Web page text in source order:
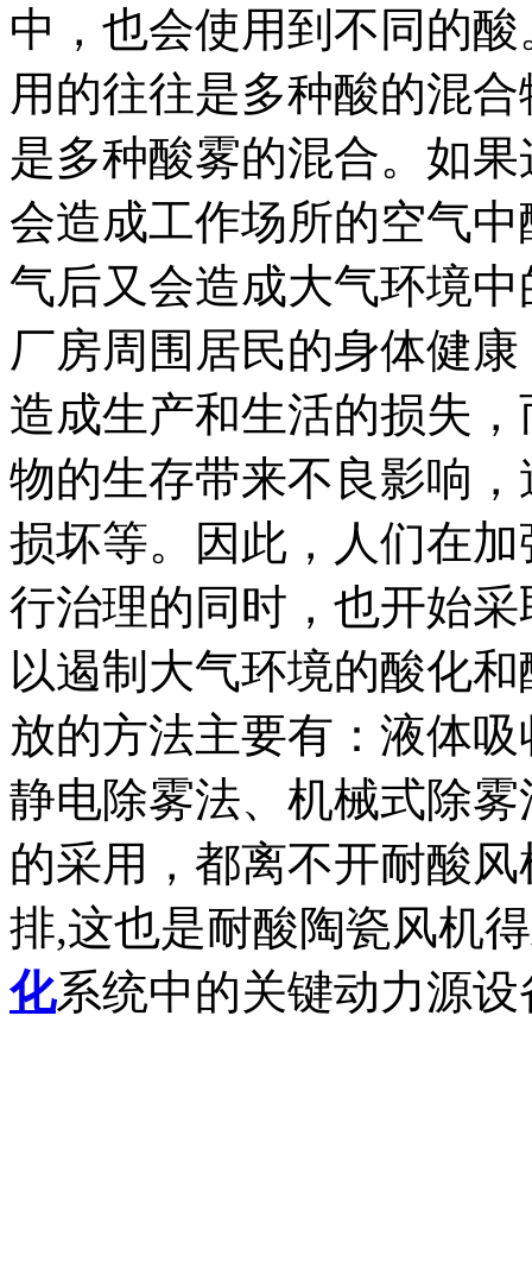
中，也会使用到不同的
用的往往是多种酸的混
是多种酸雾的混合。如
会造成工作场所的空气
气后又会造成大气环境
厂房周围居民的身体健
造成生产和生活的损失
物的生存带来不良影响
损坏等。因此，人们在
行治理的同时，也开始
以遏制大气环境的酸化
放的方法主要有：液体
静电除雾法、机械式除
的采用，都离不开耐酸
排,这也是耐酸陶瓷风机
化系统中的关键动力源设